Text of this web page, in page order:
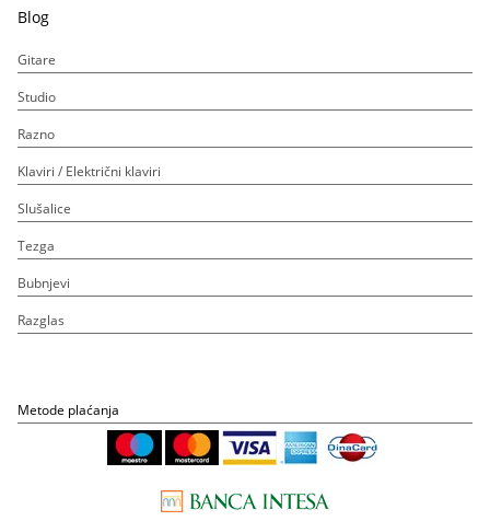
Blog
Gitare
Studio
Razno
Klaviri / Električni klaviri
Slušalice
Tezga
Bubnjevi
Razglas
Metode plaćanja